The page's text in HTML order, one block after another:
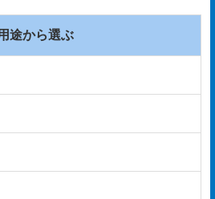
セ
ッ
途から選ぶ